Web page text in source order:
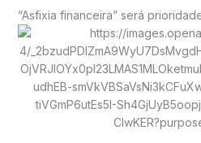
“Asfixia financeira” será